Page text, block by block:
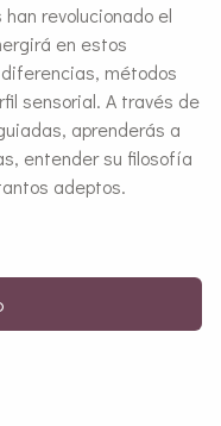
revolucionado el
en estos
métodos
sensorial. A través de
aprenderás a
entender su filosofía
adeptos.